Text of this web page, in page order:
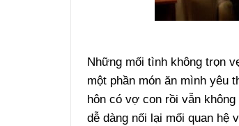
Những mối tình không trọn
một phần món ăn mình yêu
hôn có vợ con rồi vẫn
dễ dàng nối lại mối quan hệ